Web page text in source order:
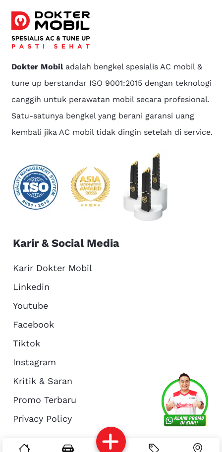
About Us
Reservasi Article
Dokter Mobiladalah bengkel spesialis AC mobil &
tune up berstandar ISO 9001:2015 dengan teknologi
canggih untuk perawatan mobil secara profesional.
Satu-satunya bengkel yang berani garansi uang
kembali jika AC mobil tidak dingin setelah di service.
Karir & Social Media
Karir Dokter Mobil
Linkedin
Youtube
Facebook
Tiktok
Instagram
Kritik & Saran
Promo Terbaru
Privacy Policy